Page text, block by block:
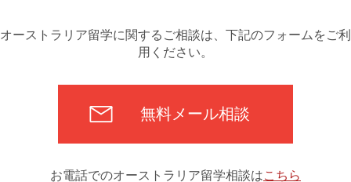
オーストラリア留学に関するご相談は、下記のフォームをご利
用ください。
無料メール相談
お電話でのオーストラリア留学相談はこちら